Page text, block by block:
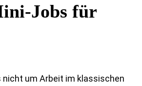
Jobs für
nicht um Arbeit im klassischen